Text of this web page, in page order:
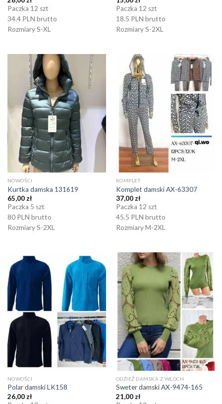
Paczka 12 szt
34.4 PLN brutto
Rozmiary S-XL
Paczka 12 szt
18.5 PLN brutto
Rozmiary S-2XL
NOWOŚCI
Kurtka damska 131619
65,00 zł
Paczka 5 szt
80 PLN brutto
Rozmiary S-2XL
KOMPLET
Komplet damski AX-63307
37,00 zł
Paczka 12 szt
45.5 PLN brutto
Rozmiary M-2XL
NOWOŚCI
Polar damski LK158
26,00 zł
ODZIEŻ DAMSKA Z WŁOCH
Sweter damski AX-9474-165
21,00 zł